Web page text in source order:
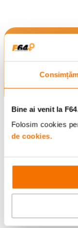
Bine ai venit la
Folosim cookies
de cookies.
pentru
Consultanta
specializata